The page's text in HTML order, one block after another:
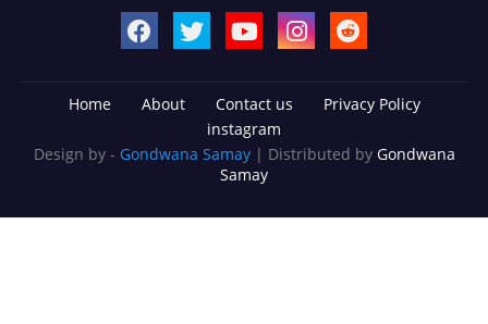
Home About Contact us
Privacy Policy
instagram
Design by - Gondwana Samay | Distributed by Gondwana
Samay